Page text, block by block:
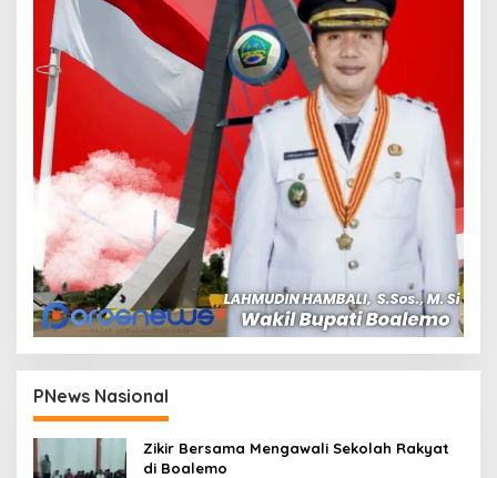
PNews Nasional
Zikir Bersama Mengawali Sekolah Rakyat
di Boalemo